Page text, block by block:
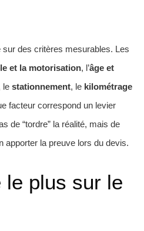
sur des critères mesurables. Les
et la motorisation, l’âge et
le stationnement, le kilométrage
facteur correspond un levier
de “tordre” la réalité, mais de
apporter la preuve lors du devis.
le plus sur le